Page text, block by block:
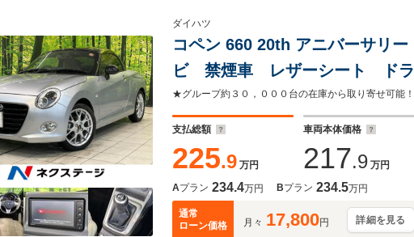
ダイハツ
コペン 660 20th アニバーサリ
ビ 禁煙車 レザーシート ド
オートライト オートエアコ
支払総額
225.9 万円
車両本体価格
217.9 万円
Aプラン 234.4万円 Bプラン 234.5万円
通常
ローン価格
月々 17,800円 詳細を見る